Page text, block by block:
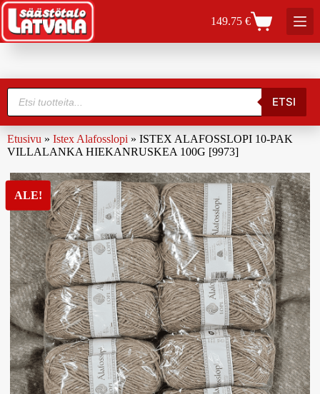
149.75€
ETSI
Etusivu » Istex Alafosslopi » ISTEX ALAFOSSLOPI 10-PAK
VILLALANKA HIEKANRUSKEA 100G [9973]